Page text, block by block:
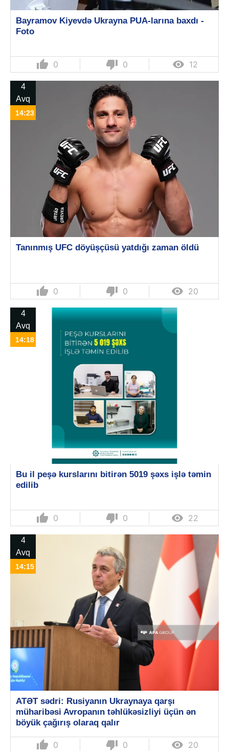
Bayramov Kiyevdə Ukrayna PUA-larına baxdı -
Foto
thumb_up 0 thumb_down 0  12
4
Avq
14:23
Tanınmış UFC döyüşçüsü yatdığı zaman öldü
thumb_up 0 thumb_down 0  20
4
Avq
14:18
Bu il peşə kurslarını bitirən 5019 şəxs işlə təmin
edilib
thumb_up 0 thumb_down 0  22
4
Avq
14:15
ATƏT sədri: Rusiyanın Ukraynaya qarşı
müharibəsi Avropanın təhlükəsizliyi üçün ən
böyük çağırış olaraq qalır
thumb_up 0 thumb_down 0  20